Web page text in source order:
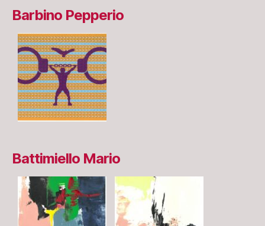
Barbino Pepperio
Battimiello Mario